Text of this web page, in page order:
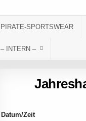
PIRATE-SPORTSWEAR
– INTERN –
Datum/Zeit